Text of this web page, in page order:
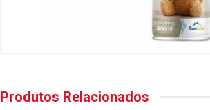
Produtos Relacionados